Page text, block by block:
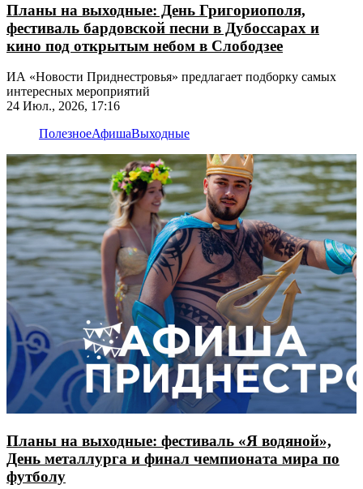
Планы на выходные: День Григориополя,
фестиваль бардовской песни в Дубоссарах и
кино под открытым небом в Слободзее
ИА «Новости Приднестровья» предлагает подборку самых
интересных мероприятий
24 Июл., 2026, 17:16
ПолезноеАфишаВыходные
Планы на выходные: фестиваль «Я водяной»,
День металлурга и финал чемпионата мира по
футболу